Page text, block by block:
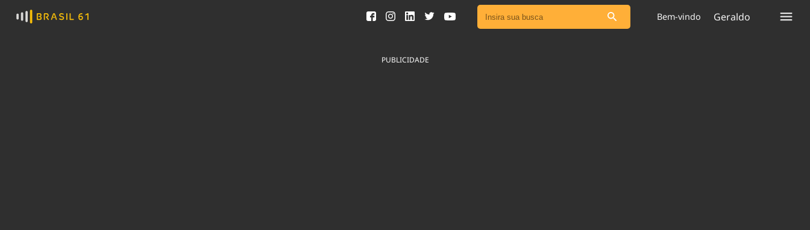
Ver todas as notícias
Bem-vindo Geraldo
PUBLICIDADE